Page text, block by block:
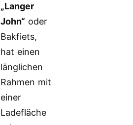
„Langer
John“ oder
Bakfiets,
hat einen
länglichen
Rahmen mit
einer
Ladefläche